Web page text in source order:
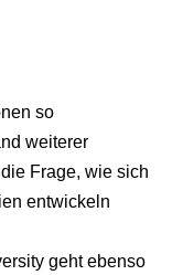
so
weiterer
Frage, wie sich
entwickeln
geht ebenso